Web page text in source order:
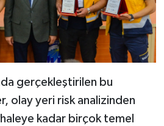
gerçekleştirilen bu
olay yeri risk analizinden
kadar birçok temel